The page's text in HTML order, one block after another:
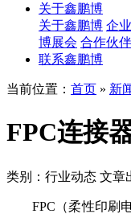
关于鑫鹏博
关于鑫鹏博 企
博展会 合作伙伴
联系鑫鹏博
当前位置： 首页 » 新
FPC连接
类别：行业动态 文章
FPC（柔性印刷